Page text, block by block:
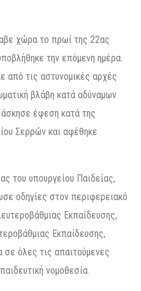
χώρα το πρωί της 22ας
την επόμενη ημέρα.
από τις αστυνομικές αρχές
βλάβη κατά αδύναμων
έφεση κατά της
Σερρών και αφέθηκε
του υπουργείου Παιδείας,
οδηγίες στον περιφερειακό
Εκπαίδευσης,
Εκπαίδευσης,
όλες τις απαιτούμενες
νομοθεσία.